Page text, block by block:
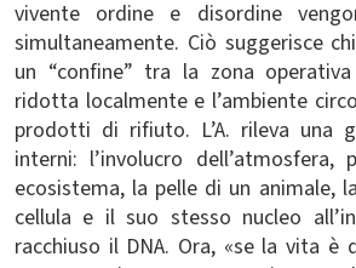
vivente ordine e disordine
simultaneamente. Ciò suggerisce
un “confine” tra la zona
ridotta localmente e l’ambiente
prodotti di rifiuto. L’A. rileva una
interni: l’involucro
ecosistema, la pelle di un animale,
cellula e il suo stesso nucleo
racchiuso il DNA. Ora, «se la vita è